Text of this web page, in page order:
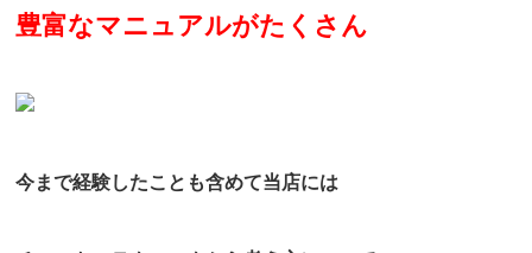
豊富なマニュアルがたくさん
今まで経験したことも含めて当店には